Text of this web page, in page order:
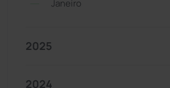
Janeiro
2025
2024